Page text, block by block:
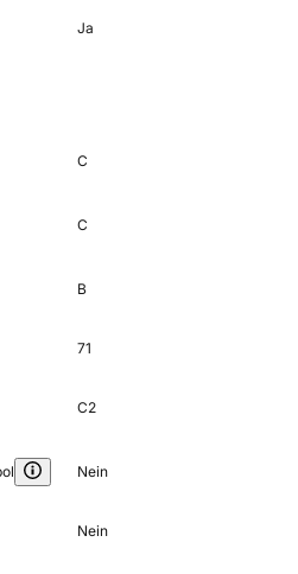
Ja
C
C
B
71
C2
Nein
Nein